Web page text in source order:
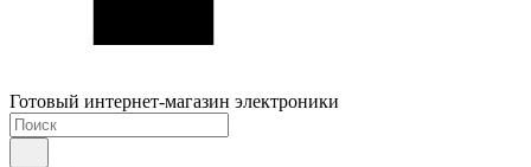
Готовый интернет-магазин электроники